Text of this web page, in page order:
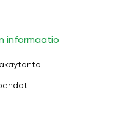
informaatio